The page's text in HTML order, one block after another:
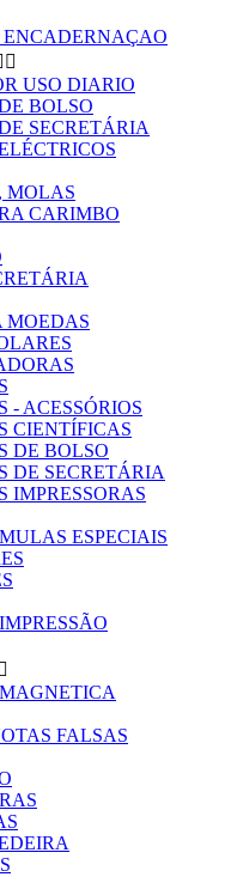
ENCADERNAÇAO

USO DIARIO
BOLSO
SECRETÁRIA
MOLAS
CARIMBO
MOEDAS
ACESSÓRIOS
CIENTÍFICAS
DE BOLSO
DE SECRETÁRIA
IMPRESSORAS
ESPECIAIS

FALSAS